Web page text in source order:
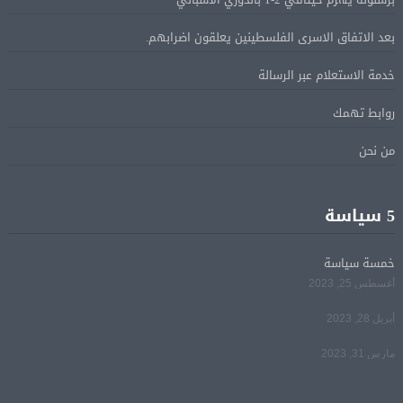
قاسية
الكامل مع اليونان في مواجهة تداعيات حرائق الغابات
الرئيس السيسى يستقبل ملك البحرين فى مطار العلمين
فى زيارة لتعزيز أواصر الأخوة الراسخة بين البلدين
الشقيقين
مي سليم: سعيدة بالعودة الى الكوميديا
بعد الاتفاق الاسرى الفلسطينين يعلقون اضرابهم.
خدمة الاستعلام عبر الرسالة
روابط تهمك
من نحن
5 سياسة
خمسة سياسة
أغسطس 25, 2023
أبريل 28, 2023
مارس 31, 2023